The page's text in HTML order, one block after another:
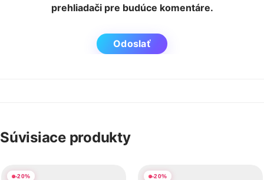
prehliadači pre budúce komentáre.
Súvisiace produkty
-20% -20%